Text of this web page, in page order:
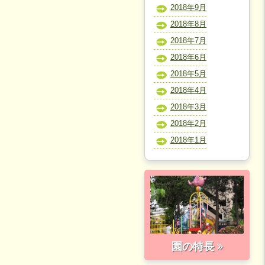
2018年9月
2018年8月
2018年7月
2018年6月
2018年5月
2018年4月
2018年3月
2018年2月
2018年1月
園の特長